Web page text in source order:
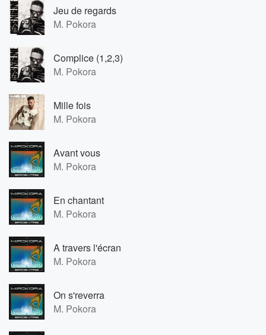
Jeu de regards
M. Pokora
Complice (1,2,3)
M. Pokora
Mille fois
M. Pokora
Avant vous
M. Pokora
En chantant
M. Pokora
A travers l'écran
M. Pokora
On s'reverra
M. Pokora